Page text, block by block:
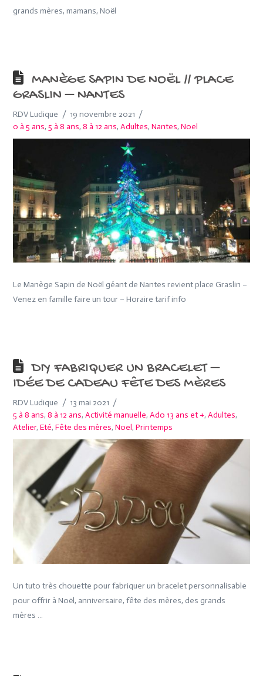
grands mères, mamans, Noël
MANÈGE SAPIN DE NOËL // PLACE
GRASLIN – NANTES
RDV Ludique
19 novembre 2021
0 à 5 ans,5 à 8 ans,8 à 12 ans,Adultes,Nantes,Noel
Le Manège Sapin de Noël géant de Nantes revient place Graslin –
Venez en famille faire un tour – Horaire tarif info
DIY FABRIQUER UN BRACELET –
IDÉE DE CADEAU FÊTE DES MÈRES
RDV Ludique
13 mai 2021
5 à 8 ans,8 à 12 ans,Activité manuelle,Ado 13 ans et +,Adultes,
Atelier,Eté,Fête des mères,Noel,Printemps
Un tuto très chouette pour fabriquer un bracelet personnalisable
pour offrir à Noël, anniversaire, fête des mères, des grands
mères …